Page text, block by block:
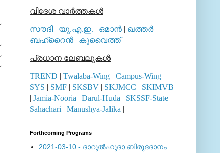
വിദേശ വാര്‍ത്തകള്‍
സൗദി| യു.എ.ഇ. | ഒമാന്‍ | ഖത്തര്‍|
ബഹ്റൈന്‍ | കുവൈത്ത്
പ്രധാന ലേബലുകള്‍
TREND | Twalaba-Wing | Campus-Wing |
SYS | SMF | SKSBV | SKJMCC | SKIMVB
| Jamia-Nooria | Darul-Huda | SKSSF-State |
Sahachari | Manushya-Jalika |
Forthcoming Programs
2021-03-10 - ദാറുല്‍ഹുദാ ബിരുദദാനം